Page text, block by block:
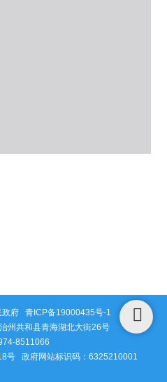
政府 青ICP备19000435号-1
州共和县青海湖北大街26号
8511066
号 政府网站标识码：6325210001